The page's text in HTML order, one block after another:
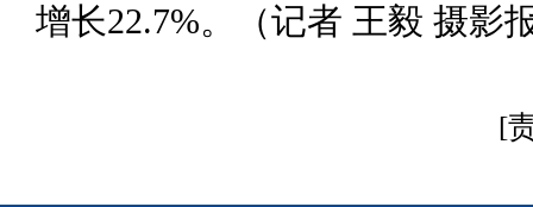
增长22.7%。（记者 王毅 摄影
[